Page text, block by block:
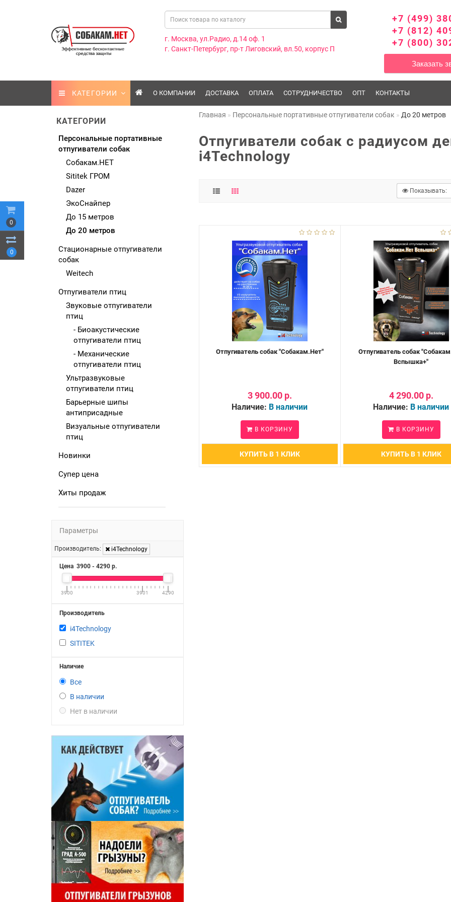
0
0
г. Москва, ул.Радио, д.14 оф. 1
г. Санкт-Петербург, пр-т Лиговский, вл.50, корпус П
+7 (499)
+7 (812)
+7 (800)
Заказать
КАТЕГОРИИ О КОМПАНИИ ДОСТАВКА ОПЛАТА СОТРУДНИЧЕСТВО ОПТ КОНТАКТЫ
КАТЕГОРИИ
Персональные портативные
отпугиватели собак
Собакам.НЕТ
Sititek ГРОМ
Dazer
ЭкоСнайпер
До 15 метров
До 20 метров
Стационарные отпугиватели
собак
Weitech
Отпугиватели птиц
Звуковые отпугиватели
птиц
- Биоакустические
отпугиватели птиц
- Механические
отпугиватели птиц
Ультразвуковые
отпугиватели птиц
Барьерные шипы
антиприсадные
Визуальные отпугиватели
птиц
Новинки
Супер цена
Хиты продаж
Параметры
Производитель: i4Technology
Цена 3900 - 4290 р.
3900 3901 4290
Производитель
i4Technology
SITITEK
Наличие
Все
В наличии
Нет в наличии
Главная Персональные портативные отпугиватели собак До 20 метров
Отпугиватели собак с радиусом
i4Technology
Показывать:
Отпугиватель собак "Собакам.Нет"
3 900.00 р.
Наличие: В наличии
В КОРЗИНУ
КУПИТЬ В 1 КЛИК
Отпугиватель собак
Вспышка+"
4 290.00 р.
Наличие: В наличии
В КОРЗИНУ
КУПИТЬ В 1 КЛИК